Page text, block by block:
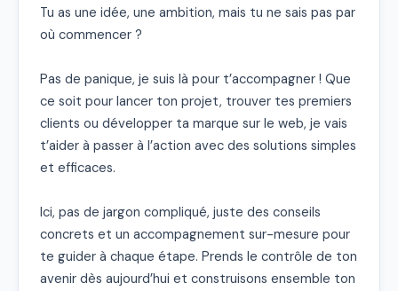
Tu as une idée, une ambition, mais tu ne sais pas par
où commencer ?
Pas de panique, je suis là pour t’accompagner ! Que
ce soit pour lancer ton projet, trouver tes premiers
clients ou développer ta marque sur le web, je vais
t’aider à passer à l’action avec des solutions simples
et efficaces.
Ici, pas de jargon compliqué, juste des conseils
concrets et un accompagnement sur-mesure pour
te guider à chaque étape. Prends le contrôle de ton
avenir dès aujourd’hui et construisons ensemble ton